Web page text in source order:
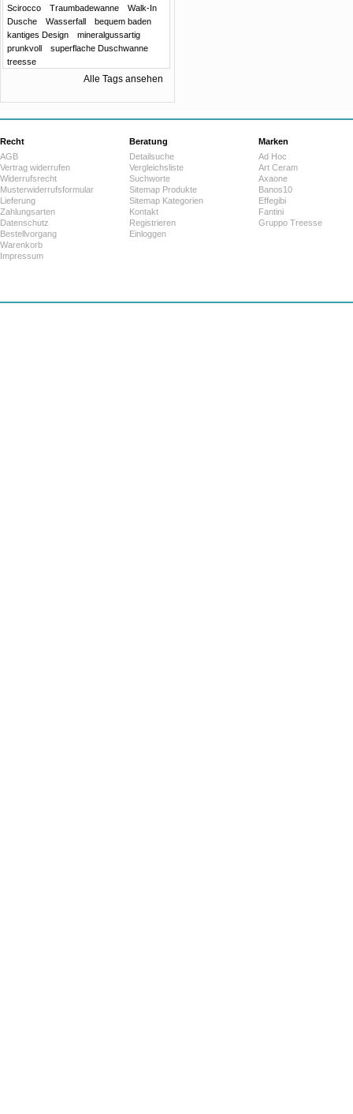
Scirocco Traumbadewanne
Walk-In
Dusche
Wasserfall
bequem baden
kantiges Design
mineralgussartig
prunkvoll
superflache Duschwanne
treesse
Alle Tags ansehen
Recht
AGB
Vertrag widerrufen
Widerrufsrecht
Musterwiderrufsformular
Lieferung
Zahlungsarten
Datenschutz
Bestellvorgang
Warenkorb
Impressum
Beratung
Detailsuche
Vergleichsliste
Suchworte
Sitemap Produkte
Sitemap Kategorien
Kontakt
Registrieren
Einloggen
Marken
Ad Hoc
Art Ceram
Axaone
Banos10
Effegibi
Fantini
Gruppo Treesse